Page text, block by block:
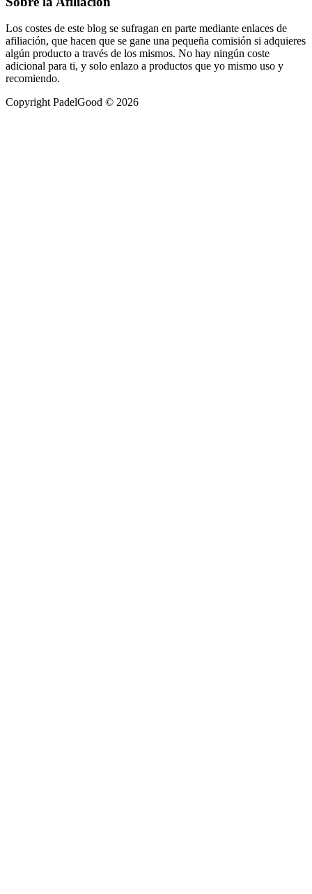
Los costes de este blog se sufragan en parte mediante enlaces de
afiliación, que hacen que se gane una pequeña comisión si adquieres
algún producto a través de los mismos. No hay ningún coste
adicional para ti, y solo enlazo a productos que yo mismo uso y
recomiendo.
Copyright PadelGood © 2026